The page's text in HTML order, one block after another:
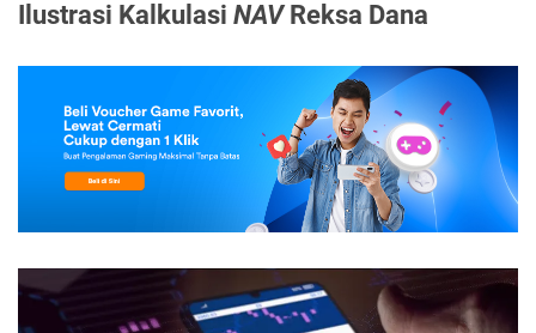
Ilustrasi Kalkulasi NAV Reksa Dana